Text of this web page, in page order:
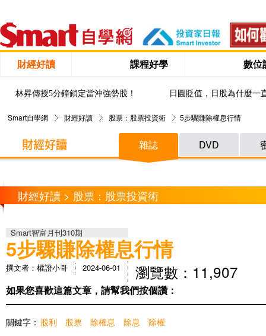
財經好讀 課程好學 數位
林昇傳授5分鐘鎖定當沖強勢股！ 日圓貶值，日股為什麼一
Smart自學網 財經好讀 股票：股票投資術 5步驟賺除權息行情
雜誌 DVD
財經好讀 > 股票：股票投資術
Smart智富月刊310期
5步驟賺除權息行情
撰文者：權證小哥 2024-06-01 瀏覽數：11,907
如果您喜歡這篇文章，請幫我們按個讚：
關鍵字： 股利 股票 除權息 除息 除權